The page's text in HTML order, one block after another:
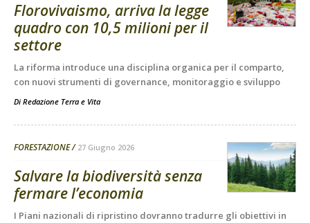
Florovivaismo, arriva la legge
quadro con 10,5 milioni per il
settore
La riforma introduce una disciplina organica per il comparto,
con nuovi strumenti di governance, monitoraggio e sviluppo
Di Redazione Terra e Vita
FORESTAZIONE 27 Giugno 2026
Salvare la biodiversità senza
fermare l’economia
I Piani nazionali di ripristino dovranno tradurre gli obiettivi in